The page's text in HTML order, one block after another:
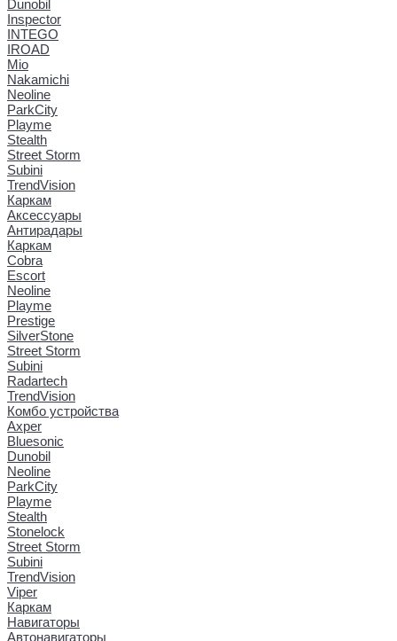
Dunobil
Inspector
INTEGO
IROAD
Mio
Nakamichi
Neoline
ParkCity
Playme
Stealth
Street Storm
Subini
TrendVision
Каркам
Аксессуары
Антирадары
Каркам
Cobra
Escort
Neoline
Playme
Prestige
SilverStone
Street Storm
Subini
Radartech
TrendVision
Комбо устройства
Axper
Bluesonic
Dunobil
Neoline
ParkCity
Playme
Stealth
Stonelock
Street Storm
Subini
TrendVision
Viper
Каркам
Навигаторы
Автонавигаторы